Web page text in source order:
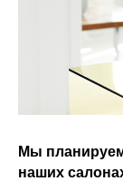
Мы
наших